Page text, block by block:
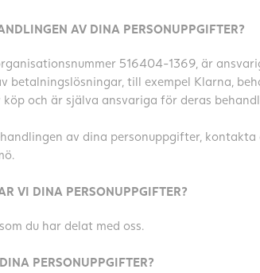
AV DINA PERSONUPPGIFTER?
516404-1369, är
betalningslösningar, till exempel Klarna,
och är själva ansvariga för deras
av dina personuppgifter, kontakta
VI DINA PERSONUPPGIFTER?
du har delat med oss.
PERSONUPPGIFTER?